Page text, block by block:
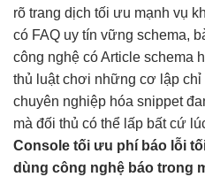
rõ trang dịch tối ưu mạnh vụ
có FAQ uy tín vững schema,
công nghệ có Article schema
thủ luật chơi những cơ lập
chuyên nghiệp hóa snippet
mà đối thủ có thể lấp bất cứ
Console tối ưu phí báo lỗi
dùng công nghệ báo trong